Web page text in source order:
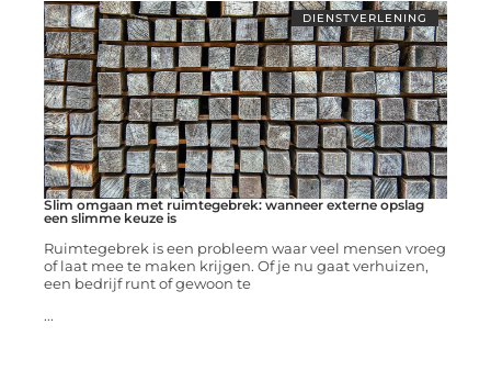
DIENSTVERLENING
Slim omgaan met ruimtegebrek: wanneer externe opslag
een slimme keuze is
Ruimtegebrek is een probleem waar veel mensen vroeg
of laat mee te maken krijgen. Of je nu gaat verhuizen,
een bedrijf runt of gewoon te
...